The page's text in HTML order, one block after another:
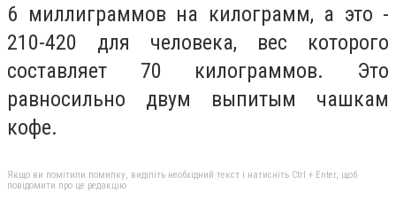
6 миллиграммов на килограмм, а это -
210-420 для человека, вес которого
составляет 70 килограммов. Это
равносильно двум выпитым чашкам
кофе.
Якщо ви помітили помилку, виділіть необхідний текст і натисніть Ctrl + Enter, щоб
повідомити про це редакцію